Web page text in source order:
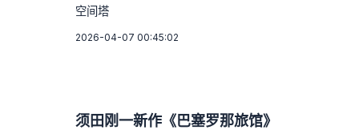
空间塔
2026-04-07 00:45:02
须田刚一新作《巴塞罗那旅馆》